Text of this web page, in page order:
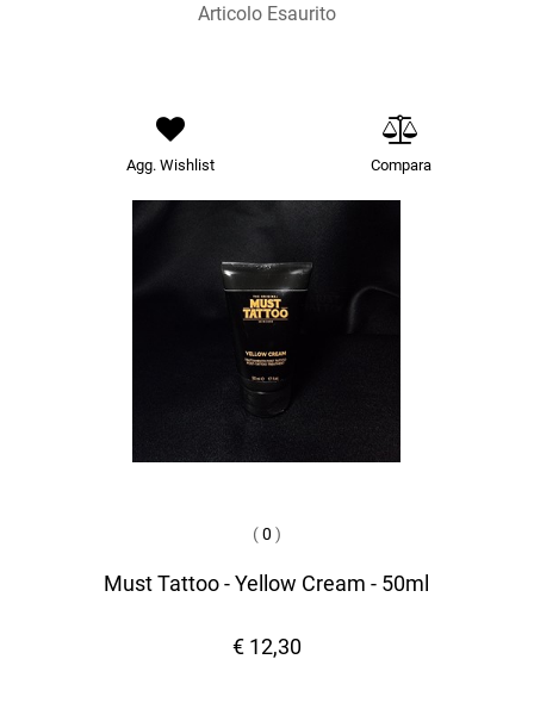
Articolo Esaurito
Agg. Wishlist Compara
(0 )
Must Tattoo - Yellow Cream - 50ml
€ 12,30